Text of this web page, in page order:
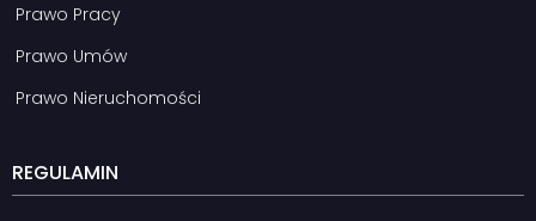
Prawo Pracy
Prawo Umów
Prawo Nieruchomości
REGULAMIN